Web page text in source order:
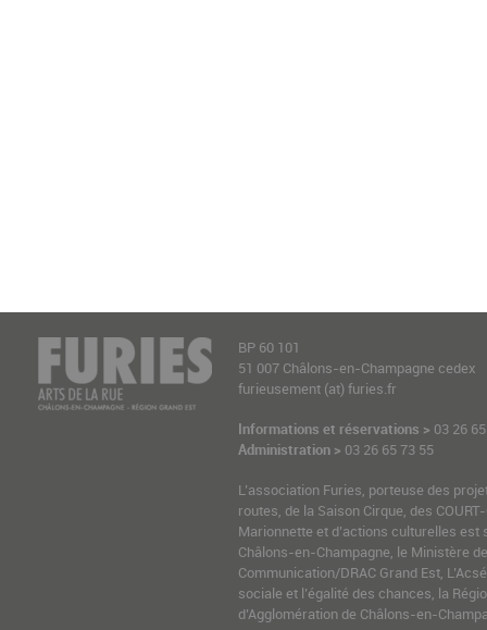
BP 60 101
51 007 Châlons-en-Champagne cedex
furieusement (at) furies.fr
Informations et réservations > 03 26
Administration > 03 26 65 73 55
L’association Furies, porteuse des
routes, de la Saison Cirque, des
Marionnette et d’actions culturelles est
Châlons-en-Champagne, le Ministère
Communication/DRAC Grand Est,
sociale et l’égalité des chances, la
d’Agglomération de Châlons-en-